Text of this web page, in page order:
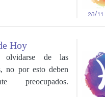
23/
Hoy
de las
no por esto deben
preocupados.